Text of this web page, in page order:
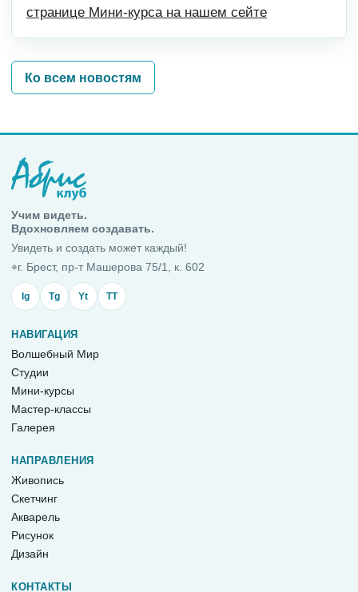
странице Мини-курса на нашем сейте
Ко всем новостям
Учим видеть.
Вдохновляем создавать.
Увидеть и создать может каждый!
⌖г. Брест, пр-т Машерова 75/1, к. 602
Ig Tg Yt TT
НАВИГАЦИЯ
Волшебный Мир
Студии
Мини-курсы
Мастер-классы
Галерея
НАПРАВЛЕНИЯ
Живопись
Скетчинг
Акварель
Рисунок
Дизайн
КОНТАКТЫ